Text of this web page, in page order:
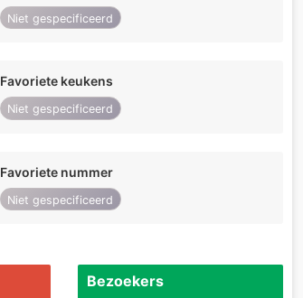
Niet gespecificeerd
Favoriete keukens
Niet gespecificeerd
Favoriete nummer
Niet gespecificeerd
Bezoekers